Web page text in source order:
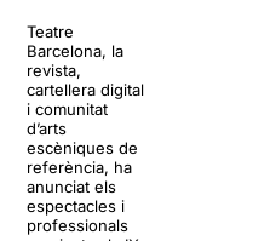
Teatre
Barcelona, la
revista,
cartellera digital
i comunitat
d’arts
escèniques de
referència, ha
anunciat els
espectacles i
professionals